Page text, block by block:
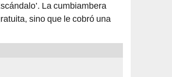
La cumbiambera
sino que le cobró una